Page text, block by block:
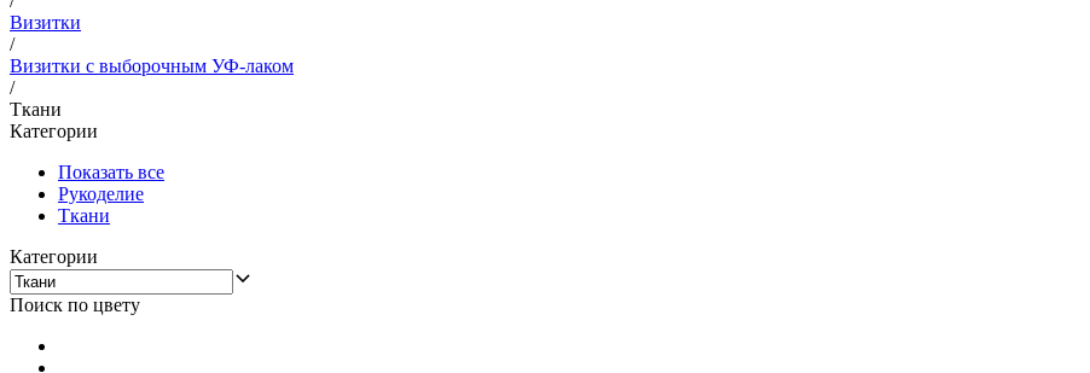
Визитки
/
Визитки с выборочным УФ-лаком
/
Ткани
Категории
Показать все
Рукоделие
Ткани
Категории
Поиск по цвету